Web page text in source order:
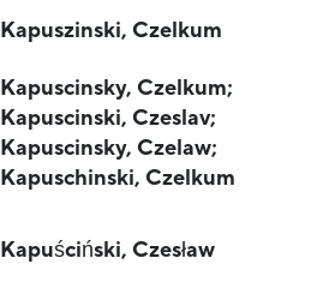
Kapuszinski, Czelkum
Kapuscinsky, Czelkum;
Kapuscinski, Czeslav;
Kapuscinsky, Czelaw;
Kapuschinski, Czelkum
Kapuściński, Czesław